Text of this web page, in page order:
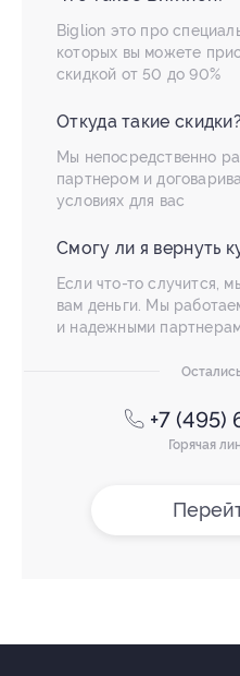
Biglion это про
которых вы можете
скидкой от 50 до 90%
Откуда такие скидки?
Мы непосредственно
партнером и
условиях для вас
Смогу ли я вернуть
Если что-то случится,
вам деньги. Мы
и надежными
+7 (495)
Горячая